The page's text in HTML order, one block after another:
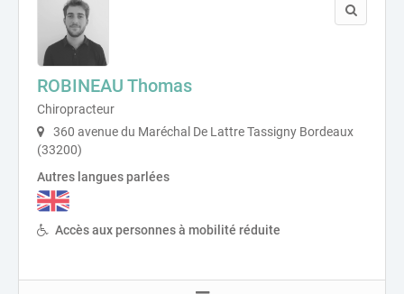
ROBINEAU Thomas
Chiropracteur
360 avenue du Maréchal De Lattre Tassigny Bordeaux
(33200)
Autres langues parlées
Accès aux personnes à mobilité réduite